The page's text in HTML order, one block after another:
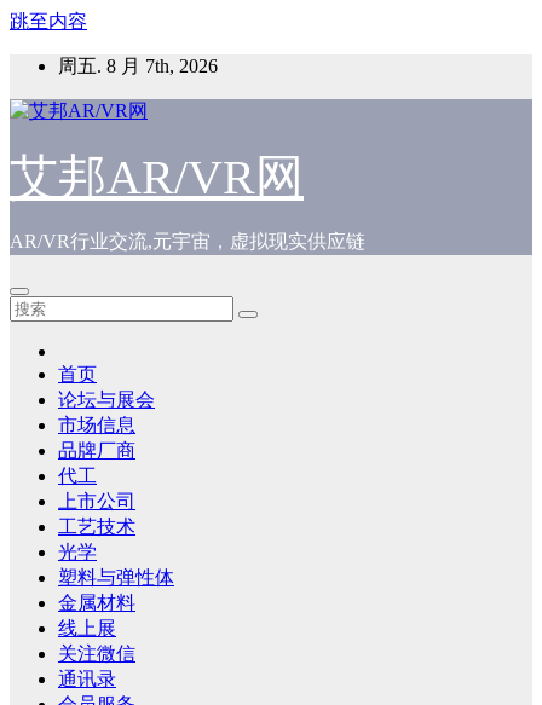
跳至内容
周五. 8 月 7th, 2026
艾邦AR/VR网
AR/VR行业交流,元宇宙，虚拟现实供应链
首页
论坛与展会
市场信息
品牌厂商
代工
上市公司
工艺技术
光学
塑料与弹性体
金属材料
线上展
关注微信
通讯录